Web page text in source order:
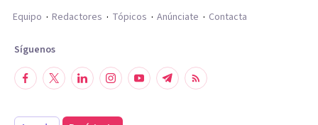
Equipo
Redactores Tópicos Anúnciate Contacta
Síguenos